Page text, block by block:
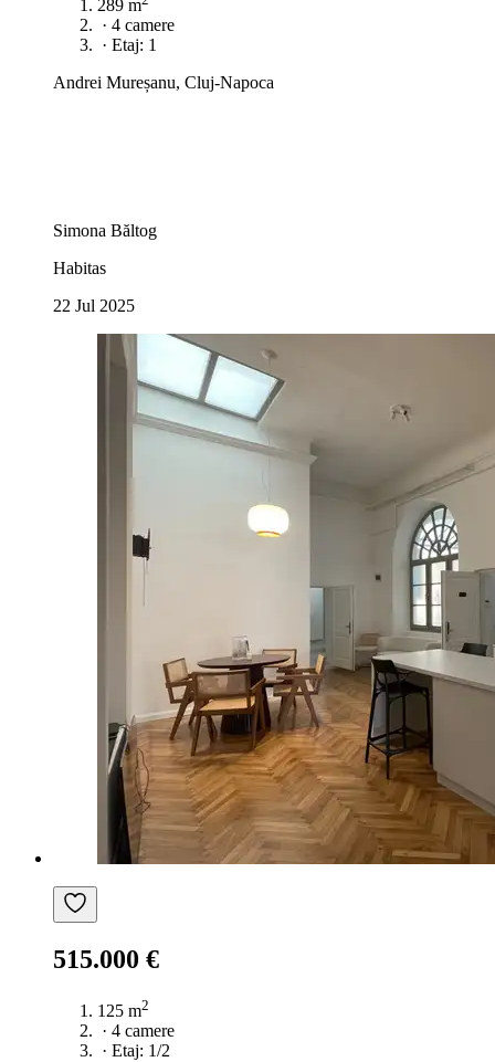
289 m
· 4 camere
· Etaj: 1
Andrei Mureșanu, Cluj-Napoca
Simona Băltog
Habitas
22 Jul 2025
515.000 €
125 m2
· 4 camere
· Etaj: 1/2